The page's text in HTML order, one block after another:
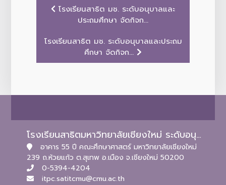
โรงเรียนสาธิต มช. ระดับอนุบาลและ
ประถมศึกษา จัดกิจก...
โรงเรียนสาธิต มช. ระดับอนุบาลและประถม
ศึกษา จัดกิจก...
โรงเรียนสาธิตมหาวิทยาลัยเชียงใหม่ ระดับอนุบาลและประถมศึกษา
อาคาร 55 ปี คณะศึกษาศาสตร์ มหาวิทยาลัยเชียงใหม่
239 ถ.ห้วยแก้ว ต.สุเทพ อ.เมือง จ.เชียงใหม่ 50200
0-5394-4204
itpc.satitcmu@cmu.ac.th